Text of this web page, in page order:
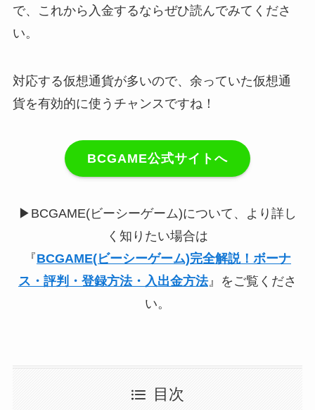
で、これから入金するならぜひ読んでみてくださ
い。
対応する仮想通貨が多いので、余っていた仮想通
貨を有効的に使うチャンスですね！
BCGAME公式サイトへ
▶︎BCGAME(ビーシーゲーム)について、より詳し
く知りたい場合は
『BCGAME(ビーシーゲーム)完全解説！ボーナ
ス・評判・登録方法・入出金方法』をご覧くださ
い。
目次